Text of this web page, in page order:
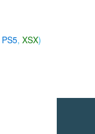
PS5,XSX)